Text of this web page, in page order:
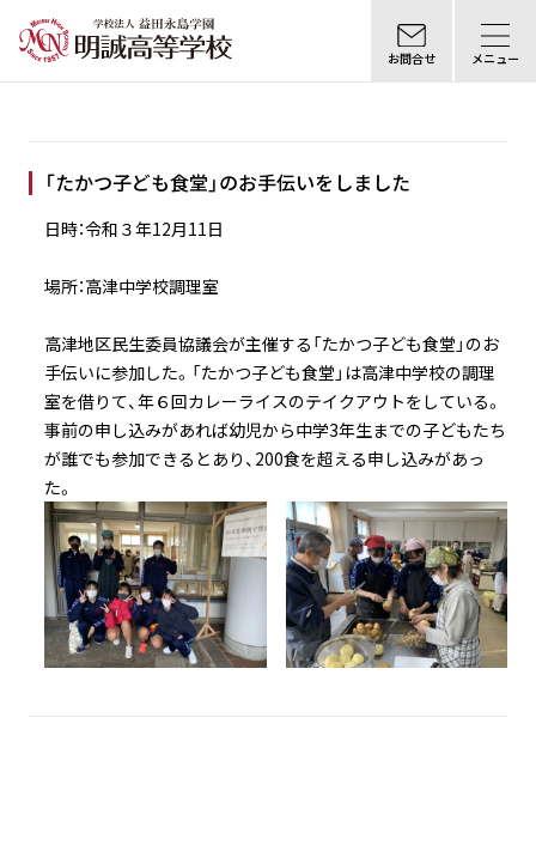
お問合せ メニュー
「たかつ子ども食堂」のお手伝いをしました
日時：令和３年12月11日
場所：高津中学校調理室
高津地区民生委員協議会が主催する「たかつ子ども食堂」のお
手伝いに参加した。「たかつ子ども食堂」は高津中学校の調理
室を借りて、年６回カレーライスのテイクアウトをしている。
事前の申し込みがあれば幼児から中学3年生までの子どもたち
が誰でも参加できるとあり、200食を超える申し込みがあっ
た。